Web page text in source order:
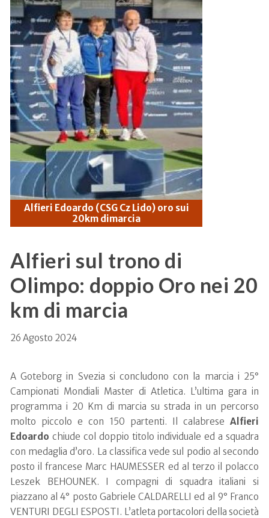
Alfieri Edoardo (CSG Cz Lido) oro sui
20km dimarcia
Alfieri sul trono di
Olimpo: doppio Oro nei 20
km di marcia
26 Agosto 2024
A Goteborg in Svezia si concludono con la marcia i 25°
Campionati Mondiali Master di Atletica. L’ultima gara in
programma i 20 Km di marcia su strada in un percorso
molto piccolo e con 150 partenti. Il calabrese Alfieri
Edoardo chiude col doppio titolo individuale ed a squadra
con medaglia d’oro. La classifica vede sul podio al secondo
posto il francese Marc HAUMESSER ed al terzo il polacco
Leszek BEHOUNEK. I compagni di squadra italiani si
piazzano al 4° posto Gabriele CALDARELLI ed al 9° Franco
VENTURI DEGLI ESPOSTI. L’atleta portacolori della società